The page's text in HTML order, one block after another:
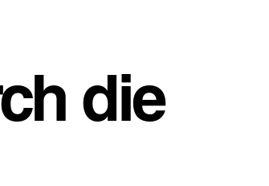
die